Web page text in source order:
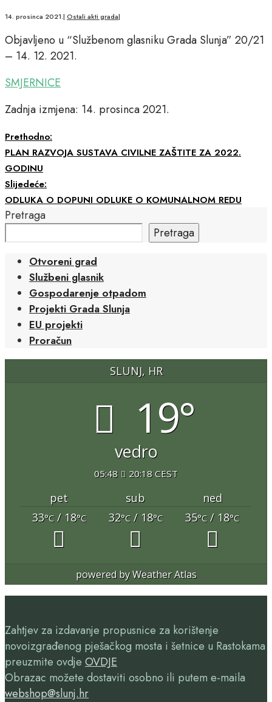
14. prosinca 2021.| Ostali akti grada|
Objavljeno u “Službenom glasniku Grada Slunja” 20/21
– 14. 12. 2021.
SMJERNICE
Zadnja izmjena: 14. prosinca 2021.
Prethodno:
PLAN RAZVOJA SUSTAVA CIVILNE ZAŠTITE ZA 2022.
GODINU
Slijedeće:
ODLUKA O DOPUNI ODLUKE O KOMUNALNOM REDU
Pretraga
Pretraga
Otvoreni grad
Službeni glasnik
Gospodarenje otpadom
Projekti Grada Slunja
EU projekti
Proračun
SLUNJ, HR
19°
vedro
05:48 20:18 CEST
pet sub
ned
33°C/ 18°C 32°C/ 18°C 35°C/ 18°C
powered byWeather Atlas
Zahtjev za izdavanje propusnice za korištenje
novoizgrađenog pješačkog mosta i šetnice u Rastokama
preuzmite ovdje OVDJE
Obrazac možete dostaviti osobno ili putem e-maila
webshop@slunj.hr